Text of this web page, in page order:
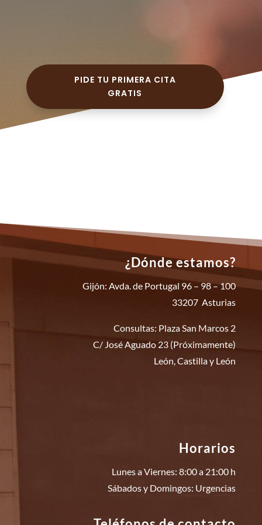
PIDE TU PRIMERA CITA
GRATIS
¿Dónde estamos?
Gijón: Avda. de Portugal 96 – 98 – 100
33207 Asturias
Consultas: Plaza San Marcos 2
C/ José Aguado 23 (Próximamente)
León, Castilla y León
Horarios
Lunes a Viernes: 8:00 a 21:00 h
Sábados y Domingos: Urgencias